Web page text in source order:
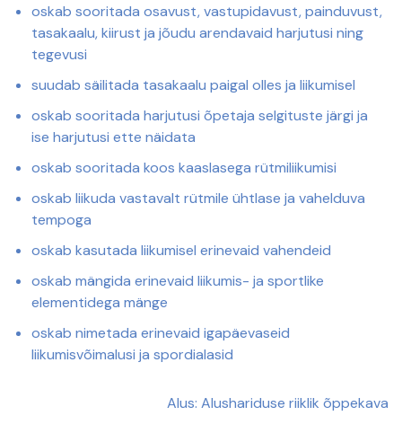
oskab sooritada osavust, vastupidavust, painduvust,
tasakaalu, kiirust ja jõudu arendavaid harjutusi ning
tegevusi
suudab säilitada tasakaalu paigal olles ja liikumisel
oskab sooritada harjutusi õpetaja selgituste järgi ja
ise harjutusi ette näidata
oskab sooritada koos kaaslasega rütmiliikumisi
oskab liikuda vastavalt rütmile ühtlase ja vahelduva
tempoga
oskab kasutada liikumisel erinevaid vahendeid
oskab mängida erinevaid liikumis- ja sportlike
elementidega mänge
oskab nimetada erinevaid igapäevaseid
liikumisvõimalusi ja spordialasid
Alus: Alushariduse riiklik õppekava